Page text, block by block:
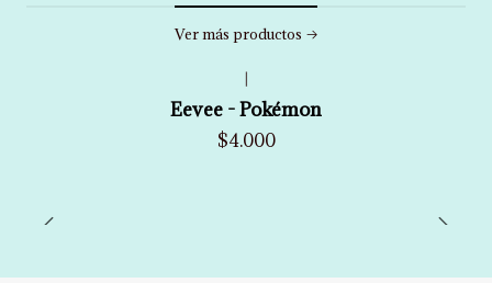
Ver más productos
Eevee - Pokémon
$4.000